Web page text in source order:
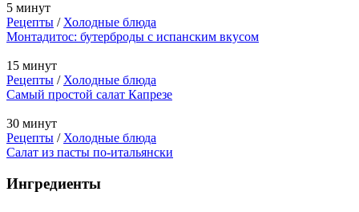
5 минут
Рецепты /Холодные блюда
Монтадитос: бутерброды с испанским вкусом
15 минут
Рецепты /Холодные блюда
Самый простой салат Капрезе
30 минут
Рецепты /Холодные блюда
Салат из пасты по-итальянски
Ингредиенты